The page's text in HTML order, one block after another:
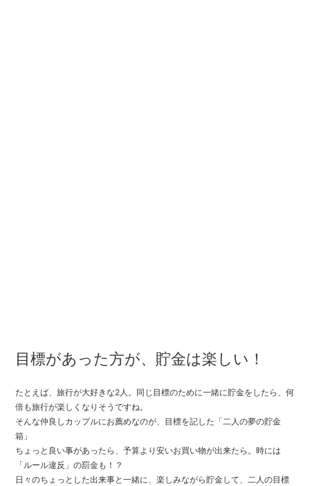
目標があった方が、貯金は楽しい！
たとえば、旅行が大好きな2人。同じ目標のために一緒に貯金をしたら、何
倍も旅行が楽しくなりそうですね。
そんな仲良しカップルにお薦めなのが、目標を記した「二人の夢の貯金
箱」
ちょっと良い事があったら、予算より安いお買い物が出来たら。時には
「ルール違反」の罰金も！？
日々のちょっとした出来事と一緒に、楽しみながら貯金して、二人の目標